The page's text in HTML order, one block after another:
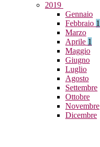
2019
Gennaio
Febbraio 1
Marzo
Aprile 1
Maggio
Giugno
Luglio
Agosto
Settembre
Ottobre
Novembre
Dicembre